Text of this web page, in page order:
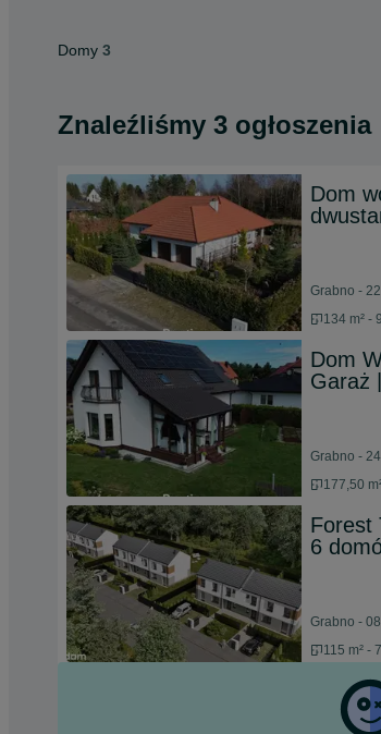
Domy 3
Znaleźliśmy 3 ogłoszenia
Dom
Grabno -
134 m² -
Dom
Garaż
Grabno -
177,50
Forest
6
Grabno -
115 m² -